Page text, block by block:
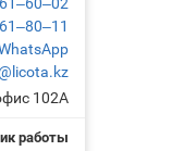
102А
работы